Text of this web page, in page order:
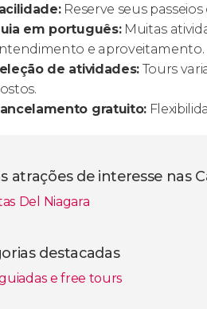
Reserve seus
em português:Muitas
e aproveitamento.
de atividades:Tours
gratuito:
atrações de interesse nas
Del Niagara
destacadas
e free tours